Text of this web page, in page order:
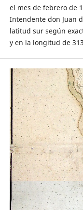
el mes de febrero de
Intendente don Juan
latitud sur según
y en la longitud de